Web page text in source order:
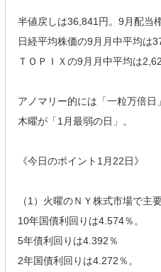
半値戻しは36,841円。9月配当
日経平均株価の9月月中平均は
ＴＯＰＩＸの9月月中平均は
アノマリー的には「一粒万倍日
木曜が「1月最弱の日」。
《今日のポイント1月22日》
（1）火曜のＮＹ株式市場で主
10年国債利回りは4.574％。
5年債利回りは4.392％
2年国債利回りは4.272％。